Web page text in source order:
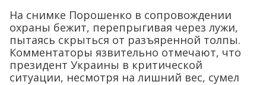
На снимке Порошенко в сопровождении
охраны бежит, перепрыгивая через лужи,
пытаясь скрыться от разъяренной толпы.
Комментаторы язвительно отмечают, что
президент Украины в критической
ситуации, несмотря на лишний вес, сумел